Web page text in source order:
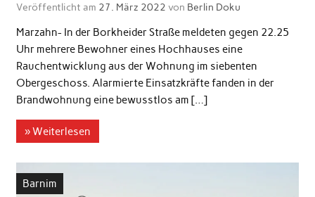
Veröffentlicht am 27. März 2022 von Berlin Doku
Marzahn- In der Borkheider Straße meldeten gegen 22.25
Uhr mehrere Bewohner eines Hochhauses eine
Rauchentwicklung aus der Wohnung im siebenten
Obergeschoss. Alarmierte Einsatzkräfte fanden in der
Brandwohnung eine bewusstlos am […]
» Weiterlesen
Barnim